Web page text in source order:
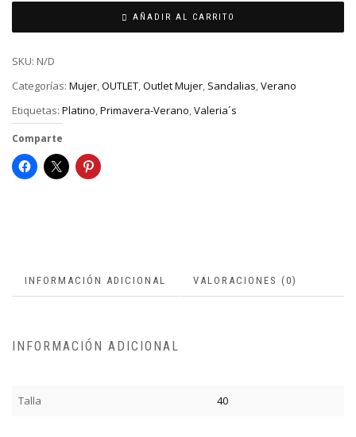
AÑADIR AL CARRITO
SKU: N/D
Categorías: Mujer,OUTLET,Outlet Mujer, Sandalias,Verano
Etiquetas: Platino,Primavera-Verano,Valeria´s
Comparte
INFORMACIÓN ADICIONAL VALORACIONES (0)
INFORMACIÓN ADICIONAL
Talla 40